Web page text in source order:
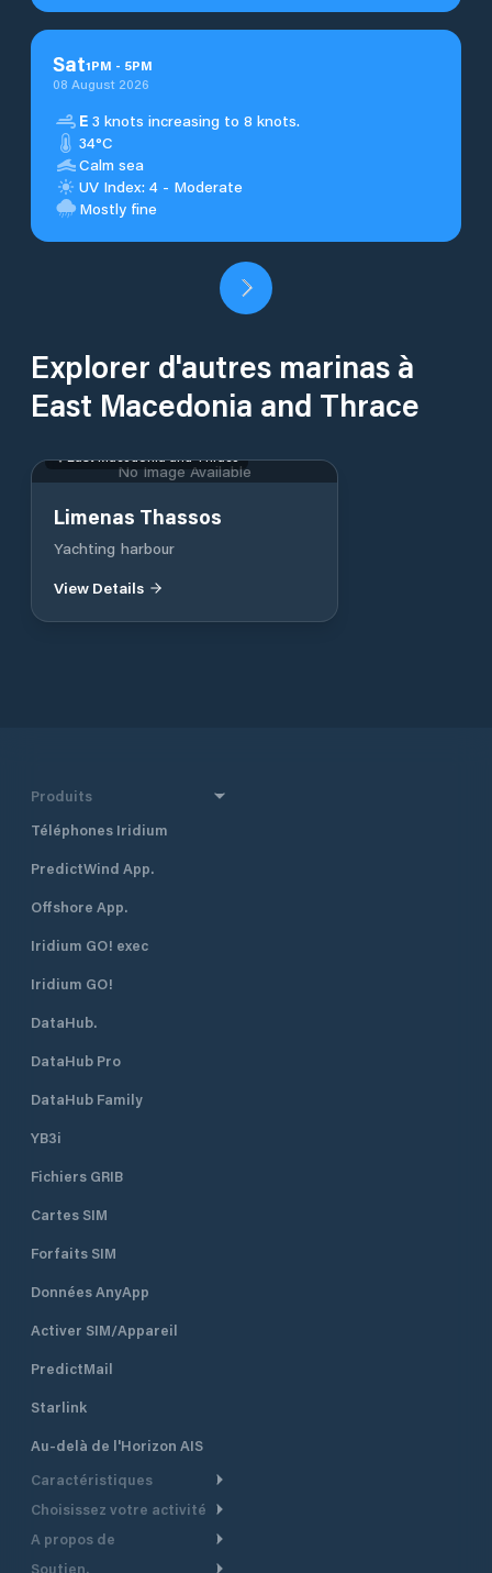
Sat1PM - 5PM
08 August 2026
E 3 knots increasing to 8 knots.
34°C
Calm sea
UV Index: 4 - Moderate
Mostly fine
Explorer d'autres marinas à
East Macedonia and Thrace
No Image Available
East Macedonia and Thrace
Limenas Thassos
Yachting harbour
View Details
Produits
Téléphones Iridium
PredictWind App.
Offshore App.
Iridium GO! exec
Iridium GO!
DataHub.
DataHub Pro
DataHub Family
YB3i
Fichiers GRIB
Cartes SIM
Forfaits SIM
Données AnyApp
Activer SIM/Appareil
PredictMail
Starlink
Au-delà de l'Horizon AIS
Caractéristiques
Routage Météo
Routage bateau à moteur
Choisissez votre activité
Croisière
A propos de
Soutien.